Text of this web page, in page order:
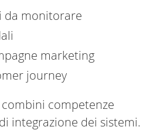
da monitorare
marketing
journey
competenze
integrazione dei sistemi.